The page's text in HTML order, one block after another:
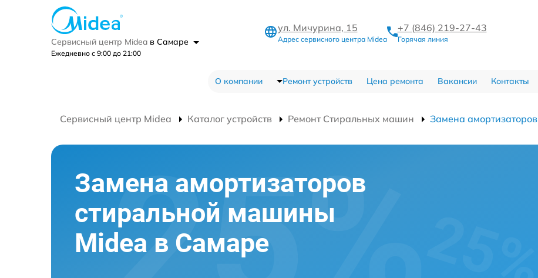
Сервисный центр Midea в Самаре
Ежедневно с 9:00 до 21:00
ул. Мичурина, 15
Адрес сервисного центра Midea
+7 (846) 219-27-43
Горячая линия
О компании Ремонт устройств Цена ремонта Вакансии Контакты
Сервисный центр Midea Каталог устройств Ремонт Стиральных машин Замена амортизаторов
Замена амортизаторов
стиральной машины
Midea в Самаре